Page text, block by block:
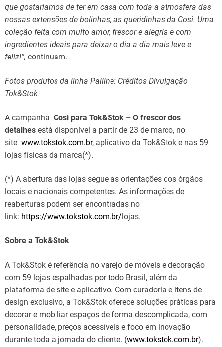
que gostaríamos de ter em casa com toda a atmosfera das
nossas extensões de bolinhas, as queridinhas da Così. Uma
coleção feita com muito amor, frescor e alegria e com
ingredientes ideais para deixar o dia a dia mais leve e
feliz!”, continuam.
Fotos produtos da linha Palline: Créditos Divulgação
Tok&Stok
A campanha Così para Tok&Stok – O frescor dos
detalhes está disponível a partir de 23 de março, no
site www.tokstok.com.br, aplicativo da Tok&Stok e nas 59
lojas físicas da marca(*).
(*) A abertura das lojas segue as orientações dos órgãos
locais e nacionais competentes. As informações de
reaberturas podem ser encontradas no
link: https://www.tokstok.com.br/lojas.
Sobre a Tok&Stok
A Tok&Stok é referência no varejo de móveis e decoração
com 59 lojas espalhadas por todo Brasil, além da
plataforma de site e aplicativo. Com curadoria e itens de
design exclusivo, a Tok&Stok oferece soluções práticas para
decorar e mobiliar espaços de forma descomplicada, com
personalidade, preços acessíveis e foco em inovação
durante toda a jornada do cliente. (www.tokstok.com.br).